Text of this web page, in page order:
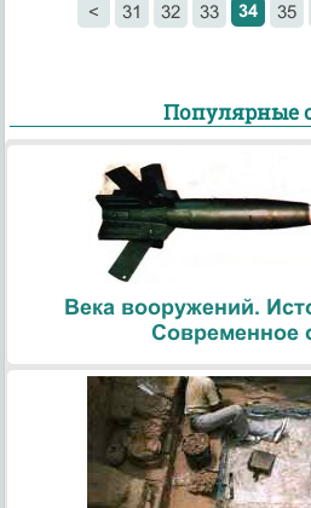
< 31 32 33 34 35
Популярные
Века вооружений.
Современное